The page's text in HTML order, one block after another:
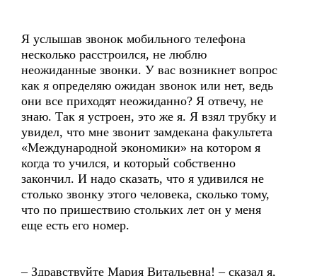
Я услышав звонок мобильного телефона
несколько расстроился, не люблю
неожиданные звонки. У вас возникнет вопрос
как я определяю ожидан звонок или нет, ведь
они все приходят неожиданно? Я отвечу, не
знаю. Так я устроен, это же я. Я взял трубку и
увидел, что мне звонит замдекана факультета
«Международной экономики» на котором я
когда то учился, и который собственно
закончил. И надо сказать, что я удивился не
столько звонку этого человека, сколько тому,
что по пришествию стольких лет он у меня
еще есть его номер.
– Здравствуйте Мария Витальевна! – сказал я,